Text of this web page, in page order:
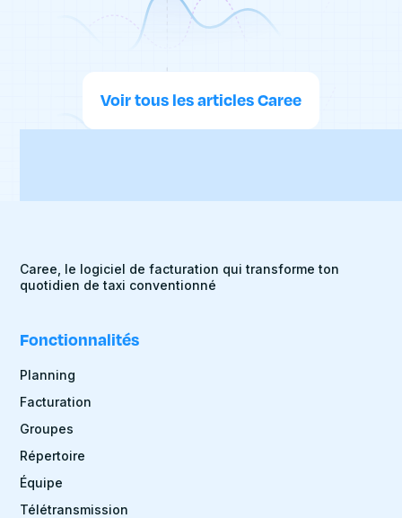
Voir tous les articles Caree
Caree, le logiciel de facturation qui transforme ton
quotidien de taxi conventionné
Fonctionnalités
Planning
Facturation
Groupes
Répertoire
Équipe
Télétransmission